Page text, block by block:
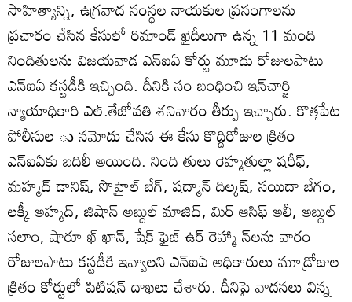
సాహిత్యాన్ని, ఉగ్రవాద సంస్థల నాయకుల ప్రసంగాలను
ప్రచారం చేసిన కేసులో రిమాండ్‌ ఖైదీలుగా ఉన్న 11 మంది
నిందితులను విజయవాడ ఎన్‌ఐఏ కోర్టు మూడు రోజులపాటు
ఎన్‌ఐఏ కస్టడీకి ఇచ్చింది. దీనికి సం బంధించి ఇన్‌చార్జి
న్యాయాధికారి ఎల్‌.తేజోవతి శనివారం తీర్పు ఇచ్చారు. కొత్తపేట
పోలీసుల ు నమోదు చేసిన ఈ కేసు కొద్దిరోజుల క్రితం
ఎన్‌ఐఏకు బదిలీ అయింది. నింది తులు రెహ్మతుల్లా షరీఫ్‌,
మహ్మద్‌ డానిష్‌, సొహైల్‌ బేగ్‌, షద్మాన్‌ దిల్కష్‌, సయిదా బేగం,
లక్కీ అహ్మద్‌, జిషాన్‌ అబ్దుల్‌ మాజిద్‌, మిర్‌ ఆసిఫ్‌ అలీ, అబ్దుల్‌
సలాం, షారూ ఖ్‌ ఖాన్‌, షేక్‌ ఫైజ్‌ ఉర్‌ రెహ్మా న్‌లను వారం
రోజులపాటు కస్టడీకి ఇవ్వాలని ఎన్‌ఐఏ అధికారులు మూడ్రోజుల
క్రితం కోర్టులో పిటిషన్‌ దాఖలు చేశారు. దీనిపై వాదనలు విన్న